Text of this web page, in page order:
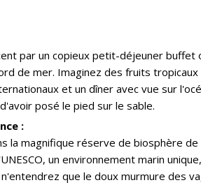
par un copieux petit-déjeuner buffet
de mer. Imaginez des fruits
et un dîner avec vue sur
posé le pied sur le sable.
:
la magnifique réserve de biosphère de
un environnement marin
que le doux murmure des